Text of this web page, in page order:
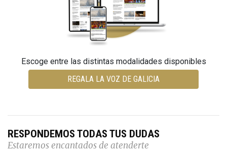
Escoge entre las distintas modalidades disponibles
REGALA LA VOZ DE GALICIA
RESPONDEMOS TODAS TUS DUDAS
Estaremos encantados de atenderte